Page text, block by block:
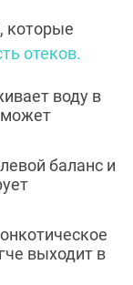
которые
отеков.
воду в
баланс и
выходит в